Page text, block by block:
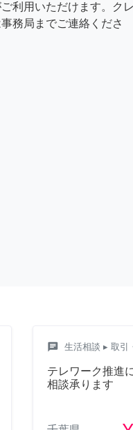
利用いただけます。クレ
務局までご連絡くださ
chat 生活相談 ▸ 取引
テレワーク推進
相談承ります